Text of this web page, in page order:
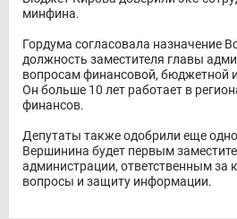
минфина.
Гордума согласовала назначение
должность заместителя главы
вопросам финансовой, бюджетной
Он больше 10 лет работает в
финансов.
Депутаты также одобрили еще
Вершинина будет первым
администрации, ответственным за
вопросы и защиту информации.